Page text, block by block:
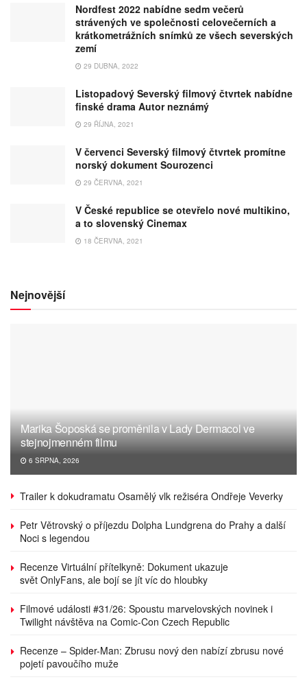
Nordfest 2022 nabídne sedm večerů
strávených ve společnosti celovečerních a
krátkometrážních snímků ze všech severských
zemí
29 DUBNA, 2022
Listopadový Severský filmový čtvrtek nabídne
finské drama Autor neznámý
29 ŘÍJNA, 2021
V červenci Severský filmový čtvrtek promítne
norský dokument Sourozenci
29 ČERVNA, 2021
V České republice se otevřelo nové multikino,
a to slovenský Cinemax
18 ČERVNA, 2021
Nejnovější
Marika Šoposká se proměnila v Lady Dermacol ve
stejnojmenném filmu
6 SRPNA, 2026
Trailer k dokudramatu Osamělý vlk režiséra Ondřeje Veverky
Petr Větrovský o příjezdu Dolpha Lundgrena do Prahy a další
Noci s legendou
Recenze Virtuální přítelkyně: Dokument ukazuje
svět OnlyFans, ale bojí se jít víc do hloubky
Filmové události #31/26: Spoustu marvelovských novinek i
Twilight návštěva na Comic-Con Czech Republic
Recenze – Spider-Man: Zbrusu nový den nabízí zbrusu nové
pojetí pavoučího muže